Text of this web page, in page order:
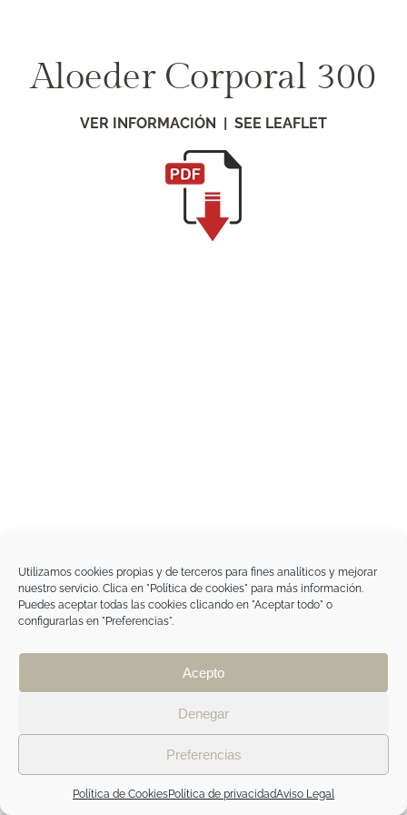
Utilizamos cookies propias y de terceros para fines analíticos y mejorar
nuestro servicio. Clica en "Política de cookies" para más información.
Puedes aceptar todas las cookies clicando en "Aceptar todo" o
configurarlas en "Preferencias".
Acepto
Denegar
Preferencias
Política de CookiesPolítica de privacidadAviso Legal
Aloeder Corporal 300
VER INFORMACIÓN | SEE LEAFLET